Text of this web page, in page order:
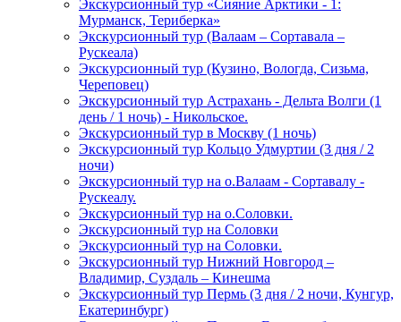
Экскурсионный тур «Сияние Арктики - 1:
Мурманск, Териберка»
Экскурсионный тур (Валаам – Сортавала –
Рускеала)
Экскурсионный тур (Кузино, Вологда, Сизьма,
Череповец)
Экскурсионный тур Астрахань - Дельта Волги (1
день / 1 ночь) - Никольское.
Экскурсионный тур в Москву (1 ночь)
Экскурсионный тур Кольцо Удмуртии (3 дня / 2
ночи)
Экскурсионный тур на о.Валаам - Сортавалу -
Рускеалу.
Экскурсионный тур на о.Соловки.
Экскурсионный тур на Соловки
Экскурсионный тур на Соловки.
Экскурсионный тур Нижний Новгород –
Владимир, Суздаль – Кинешма
Экскурсионный тур Пермь (3 дня / 2 ночи, Кунгур,
Екатеринбург)